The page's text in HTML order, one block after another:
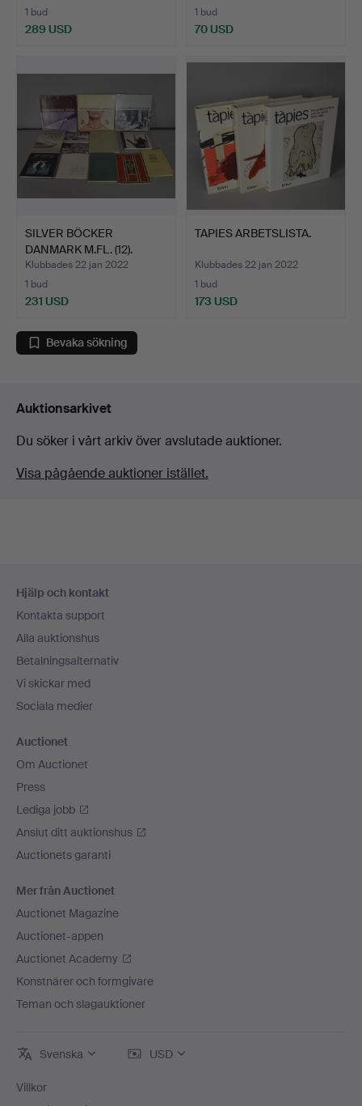
1 bud
289 USD
1 bud
70 USD
SILVER BÖCKER
DANMARK M.FL. (12).
Klubbades 22 jan 2022
1 bud
231 USD
TAPIES ARBETSLISTA.
Klubbades 22 jan 2022
1 bud
173 USD
Bevaka sökning
Auktionsarkivet
Du söker i vårt arkiv över avslutade auktioner.
Visa pågående auktioner istället.
Hjälp och kontakt
Kontakta support
Alla auktionshus
Betalningsalternativ
Vi skickar med
Sociala medier
Auctionet
Om Auctionet
Press
Lediga jobb
Anslut ditt auktionshus
Auctionets garanti
Mer från Auctionet
Auctionet Magazine
Auctionet-appen
Auctionet Academy
Konstnärer och formgivare
Teman och slagauktioner
Svenska USD
Villkor